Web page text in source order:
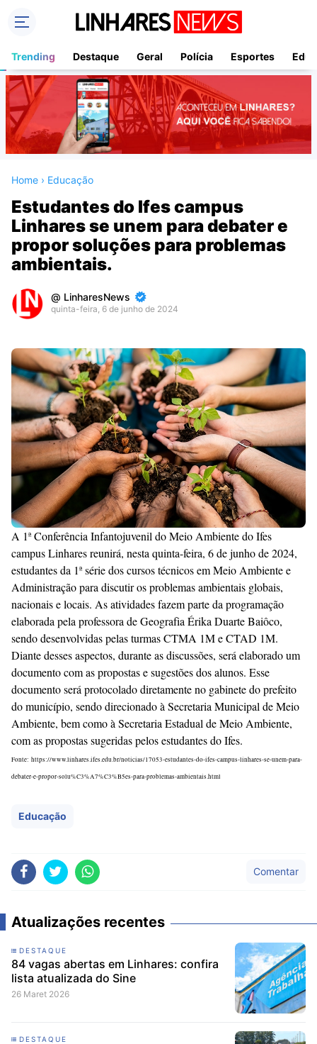
Trending Destaque Geral Polícia Esportes
Home › Educação
Estudantes do Ifes campus
Linhares se unem para debater e
propor soluções para problemas
ambientais.
LinharesNews
quinta-feira, 6 de junho de 2024
By
Raushan
Design
Shroff
Templates
A 1ª Conferência Infantojuvenil do Meio Ambiente do Ifes
campus Linhares reunirá, nesta quinta-feira, 6 de junho de 2024,
estudantes da 1ª série dos cursos técnicos em Meio Ambiente e
Administração para discutir os problemas ambientais globais,
nacionais e locais. As atividades fazem parte da programação
elaborada pela professora de Geografia Érika Duarte Baiôco,
sendo desenvolvidas pelas turmas CTMA 1M e CTAD 1M.
Diante desses aspectos, durante as discussões, será elaborado um
documento com as propostas e sugestões dos alunos. Esse
documento será protocolado diretamente no gabinete do prefeito
do município, sendo direcionado à Secretaria Municipal de Meio
Ambiente, bem como à Secretaria Estadual de Meio Ambiente,
com as propostas sugeridas pelos estudantes do Ifes.
Fonte: https://www.linhares.ifes.edu.br/noticias/17053-estudantes-do-ifes-campus-linhares-se-unem-para-
debater-e-propor-solu%C3%A7%C3%B5es-para-problemas-ambientais.html
Educação
Comentar
Atualizações recentes
DESTAQUE
84 vagas abertas em Linhares: confira
lista atualizada do Sine
26 Maret 2026
DESTAQUE